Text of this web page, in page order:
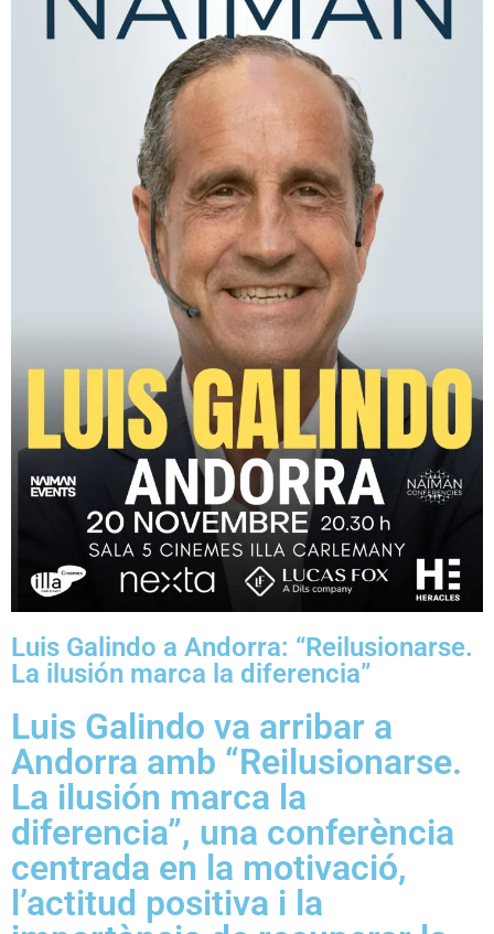
Luis Galindo a Andorra: “Reilusionarse.
La ilusión marca la diferencia”
Luis Galindo va arribar a
Andorra amb “Reilusionarse.
La ilusión marca la
diferencia”, una conferència
centrada en la motivació,
l’actitud positiva i la